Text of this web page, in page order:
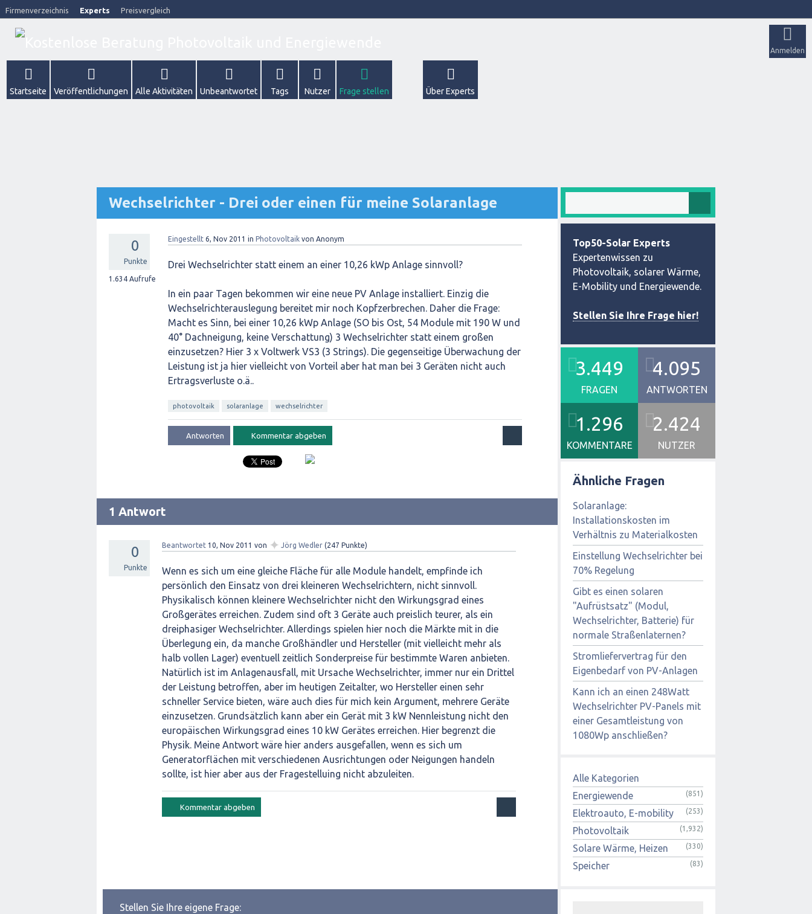
Firmenverzeichnis Experts Preisvergleich
Anmelden
Startseite Veröffentlichungen Alle Aktivitäten Unbeantwortet Tags Nutzer Frage stellen Über Experts
Wechselrichter - Drei oder einen für meine Solaranlage
0
Punkte
1.634 Aufrufe
Eingestellt 6, Nov 2011 in Photovoltaik von Anonym
Drei Wechselrichter statt einem an einer 10,26 kWp Anlage sinnvoll?
In ein paar Tagen bekommen wir eine neue PV Anlage installiert. Einzig die
Wechselrichterauslegung bereitet mir noch Kopfzerbrechen. Daher die Frage:
Macht es Sinn, bei einer 10,26 kWp Anlage (SO bis Ost, 54 Module mit 190 W und
40° Dachneigung, keine Verschattung) 3 Wechselrichter statt einem großen
einzusetzen? Hier 3 x Voltwerk VS3 (3 Strings). Die gegenseitige Überwachung der
Leistung ist ja hier vielleicht von Vorteil aber hat man bei 3 Geräten nicht auch
Ertragsverluste o.ä..
photovoltaik solaranlage wechselrichter
1 Antwort
0
Punkte
Beantwortet 10, Nov 2011 von ✦ Jörg Wedler (247 Punkte)
Wenn es sich um eine gleiche Fläche für alle Module handelt, empfinde ich
persönlich den Einsatz von drei kleineren Wechselrichtern, nicht sinnvoll.
Physikalisch können kleinere Wechselrichter nicht den Wirkungsgrad eines
Großgerätes erreichen. Zudem sind oft 3 Geräte auch preislich teurer, als ein
dreiphasiger Wechselrichter. Allerdings spielen hier noch die Märkte mit in die
Überlegung ein, da manche Großhändler und Hersteller (mit vielleicht mehr als
halb vollen Lager) eventuell zeitlich Sonderpreise für bestimmte Waren anbieten.
Natürlich ist im Anlagenausfall, mit Ursache Wechselrichter, immer nur ein Drittel
der Leistung betroffen, aber im heutigen Zeitalter, wo Hersteller einen sehr
schneller Service bieten, wäre auch dies für mich kein Argument, mehrere Geräte
einzusetzen. Grundsätzlich kann aber ein Gerät mit 3 kW Nennleistung nicht den
europäischen Wirkungsgrad eines 10 kW Gerätes erreichen. Hier begrenzt die
Physik. Meine Antwort wäre hier anders ausgefallen, wenn es sich um
Generatorflächen mit verschiedenen Ausrichtungen oder Neigungen handeln
sollte, ist hier aber aus der Fragestelluing nicht abzuleiten.
Stellen Sie Ihre eigene Frage:
Top50-Solar Experts
Expertenwissen zu
Photovoltaik, solarer Wärme,
E-Mobility und Energiewende.
Stellen Sie Ihre Frage hier!
3.449
FRAGEN
4.095
ANTWORTEN
1.296
KOMMENTARE
2.424
NUTZER
Ähnliche Fragen
Solaranlage:
Installationskosten im
Verhältnis zu Materialkosten
Einstellung Wechselrichter bei
70% Regelung
Gibt es einen solaren
"Aufrüstsatz" (Modul,
Wechselrichter, Batterie) für
normale Straßenlaternen?
Stromliefervertrag für den
Eigenbedarf von PV-Anlagen
Kann ich an einen 248Watt
Wechselrichter PV-Panels mit
einer Gesamtleistung von
1080Wp anschließen?
Alle Kategorien
Energiewende
(851)
Elektroauto, E-mobility (253)
Photovoltaik (1,932)
Solare Wärme, Heizen (330)
Speicher (83)